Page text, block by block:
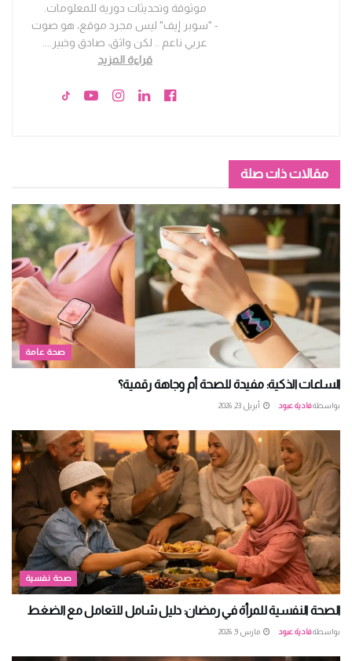
موثوقة وتحديثات دورية للمعلومات.
- "سوبر إيف" ليس مجرد موقع، هو صوت
عربي ناعم .. لكن واثق، صادق وخبير.
قراءة المزيد
مقالات ذات صلة
صحة عامة
الساعات الذكية: مفيدة للصحة أم وجاهة رقمية؟
بواسطةفادية عبود أبريل 23, 2026
صحة نفسية
الصحة النفسية للمرأة في رمضان: دليل شامل للتعامل مع الضغط
بواسطةفادية عبود مارس 9, 2026